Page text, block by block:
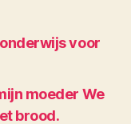
voor
moeder We
brood.